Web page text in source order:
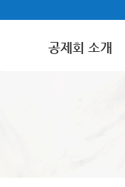
공제회 소개